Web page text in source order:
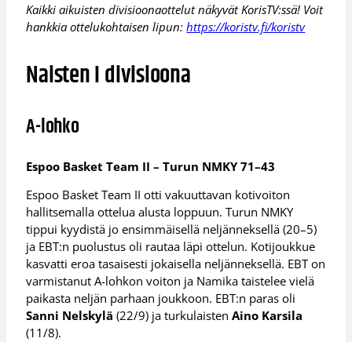
Kaikki aikuisten divisioonaottelut näkyvät KorisTV:ssä! Voit
hankkia ottelukohtaisen lipun:https://koristv.fi/koristv
Naisten I divisioona
A-lohko
Espoo Basket Team II – Turun NMKY 71–43
Espoo Basket Team II otti vakuuttavan kotivoiton
hallitsemalla ottelua alusta loppuun. Turun NMKY
tippui kyydistä jo ensimmäisellä neljänneksellä (20–5)
ja EBT:n puolustus oli rautaa läpi ottelun. Kotijoukkue
kasvatti eroa tasaisesti jokaisella neljänneksellä. EBT on
varmistanut A-lohkon voiton ja Namika taistelee vielä
paikasta neljän parhaan joukkoon. EBT:n paras oli
Sanni Nelskylä (22/9) ja turkulaistenAino Karsila
(11/8).